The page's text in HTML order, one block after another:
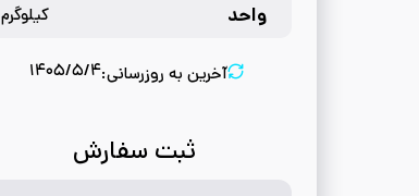
واحد کیلوگرم
آخرین به روزرسانی:۱۴۰۵/۵/۴
ثبت سفارش